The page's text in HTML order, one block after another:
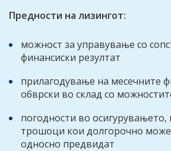
Предности на лизингот:
можност за управување со
финансиски резултат
прилагодување на месечните
обврски во склад со
погодности во осигурувањето,
трошоци кои долгорочно може
односно предвидат